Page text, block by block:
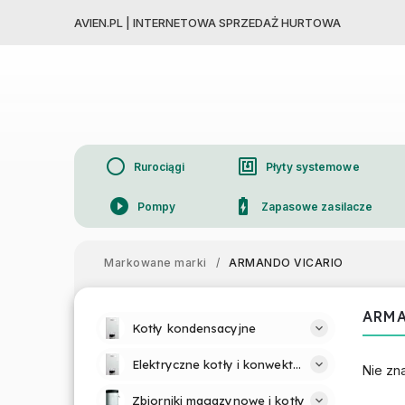
AVIEN.PL | INTERNETOWA SPRZEDAŻ HURTOWA
circle Rurociągi nfc Płyty systemowe
play_circle_filled Pompy battery_charging_full Zapasowe zasilacze
Markowane marki
/ ARMANDO VICARIO
Kotły kondensacyjne
Elektryczne kotły i konwektory
Zbiorniki magazynowe i kotły
Nie